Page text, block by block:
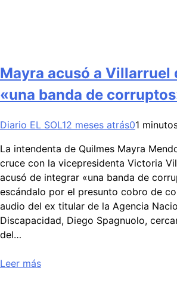
Mayra acusó a Villarruel
«una banda de
Diario EL SOL12 meses atrás01
La intendenta de Quilmes Mayra
cruce con la vicepresidenta Victoria
acusó de integrar «una banda de
escándalo por el presunto cobro de
audio del ex titular de la Agencia
Discapacidad, Diego Spagnuolo,
del…
Leer más